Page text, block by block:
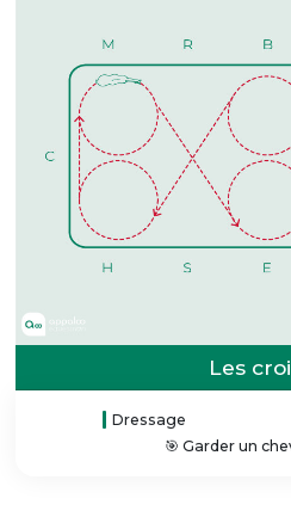
Les
Dressage
🎯 Garder un